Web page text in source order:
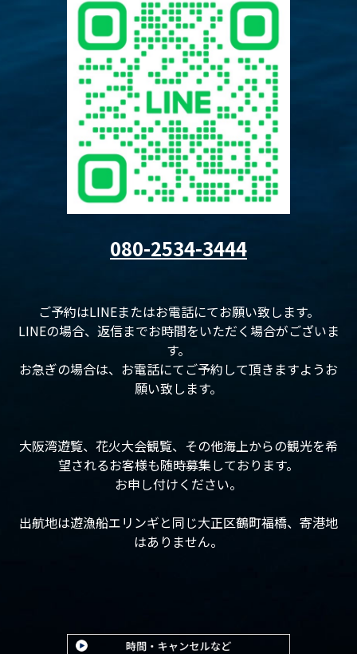
080-2534-3444
ご予約はLINEまたはお電話にてお願い致します。
LINEの場合、返信までお時間をいただく場合がございま
す。
お急ぎの場合は、お電話にてご予約して頂きますようお
願い致します。
大阪湾遊覧、花火大会観覧、その他海上からの観光を希
望されるお客様も随時募集しております。
お申し付けください。
出航地は遊漁船エリンギと同じ大正区鶴町福橋、寄港地
はありません。